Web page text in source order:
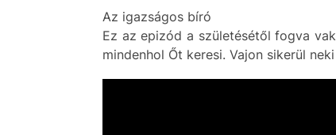
Az igazságos bíró
Ez az epizód a születésétől fogva
mindenhol Őt keresi. Vajon sikerül